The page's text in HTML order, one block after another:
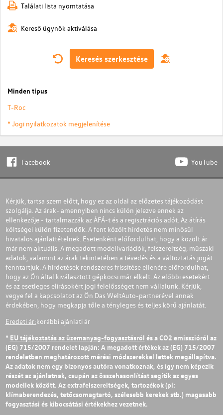
Találati lista nyomtatása
Kereső ügynök aktiválása
Keresés szerkesztése
Minden típus
T-Roc
* Jogi nyilatkozatok megjelenítése
Facebook YouTube
Kérjük, tartsa szem előtt, hogy ez az oldal az előzetes tájékozódást
szolgálja. Az árak- amennyiben nincs külön jelezve ennek az
ellenkezője - tartalmazzák az ÁFÁ-t és a regisztrációs adót. Az átírás
költségei külön fizetendők. A fent közölt hirdetés nem minősül
hivatalos ajánlattételnek. Esetenként előfordulhat, hogy a közölt ár
már nem aktuális. A megadott modellvariációk, felszereltség, műszaki
adatok, valamint az árak tekintetében a tévedés és a változtatás jogát
fenntartjuk. A hirdetések rendszeres frissítése ellenére előfordulhat,
hogy az Ön által kiválasztott gépkocsi már elkelt. Az előbbi esetekért
és az esetleges elírásokért jogi felelősséget nem vállalunk. Kérjük,
vegye fel a kapcsolatot az Ön Das WeltAuto-partnerével annak
érdekében, hogy megkapja tőle a tényleges és teljes körű ajánlatát.
Eredeti ár:korábbi ajánlati ár
* EU tájékoztatás az üzemanyag-fogyasztásról és a CO2 emisszióról az
(EG) 715/2007 rendelet lapján: A megadott értékek az (EG) 715/2007
rendeletben meghatározott mérési módszerekkel lettek megállapítva.
Az adatok nem egy bizonyos autóra vonatkoznak, és így nem képezik
részét az ajánlatnak, csupán az összehasonlítást segítik az egyes
modellek között. Az extrafelszereltségek, tartozékok (pl:
klímaberendezés, tetőcsomagtartó, szélesebb kerekek stb.) magasabb
fogyasztási és kibocsátási értékekhez vezetnek.